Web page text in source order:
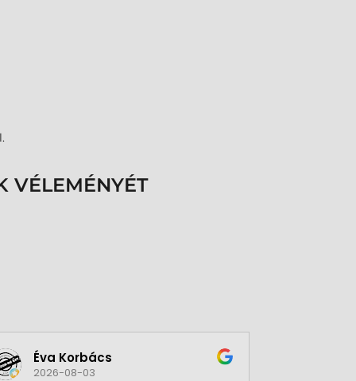
VÉLEMÉNYÉT
Éva Korbács
2026-08-03